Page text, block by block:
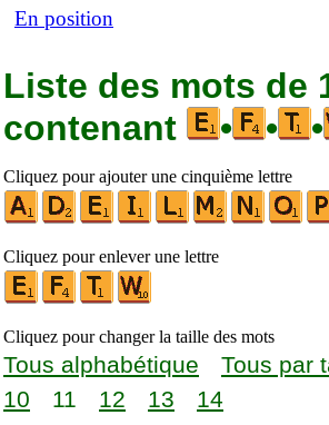
En position
Liste des mots de
contenant
• • •
Cliquez pour ajouter une cinquième lettre
Cliquez pour enlever une lettre
Cliquez pour changer la taille des mots
Tous alphabétique Tous par
10
11 12 13 14